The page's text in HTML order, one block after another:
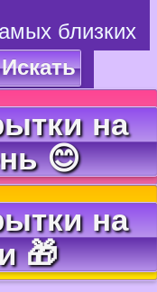
близких
Искать
на
😊
на
🎁